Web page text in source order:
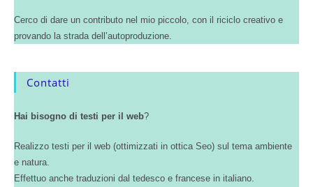
Cerco di dare un contributo nel mio piccolo, con il riciclo creativo e
provando la strada dell’autoproduzione.
Contatti
Hai bisogno di testi per il web?
Realizzo testi per il web (ottimizzati in ottica Seo) sul tema ambiente
e natura.
Effettuo anche traduzioni dal tedesco e francese in italiano.